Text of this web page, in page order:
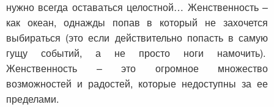
нужно всегда оставаться целостной… Женственность –
как океан, однажды попав в который не захочется
выбираться (это если действительно попасть в самую
гущу событий, а не просто ноги намочить).
Женственность – это огромное множество
возможностей и радостей, которые недоступны за ее
пределами.